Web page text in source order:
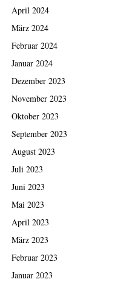
April 2024
März 2024
Februar 2024
Januar 2024
Dezember 2023
November 2023
Oktober 2023
September 2023
August 2023
Juli 2023
Juni 2023
Mai 2023
April 2023
März 2023
Februar 2023
Januar 2023